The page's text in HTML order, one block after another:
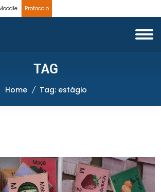
Protocolo
TAG
Home Tag: estágio